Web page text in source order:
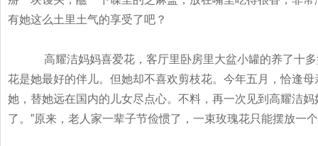
有她这么土里土气的享受了吧？
高耀洁妈妈喜爱花，客厅里卧房里大盆小罐的养了十
花是她最好的伴儿。但她却不喜欢剪枝花。今年五月，恰逢
她，替她远在国内的儿女尽点心。不料，再一次见到高耀洁妈
了。 ”原来，老人家一辈子节俭惯了，一束玫瑰花只能摆放一